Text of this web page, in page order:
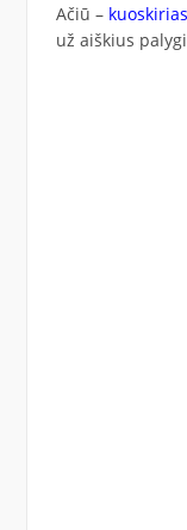
Ačiū –
už aiškius